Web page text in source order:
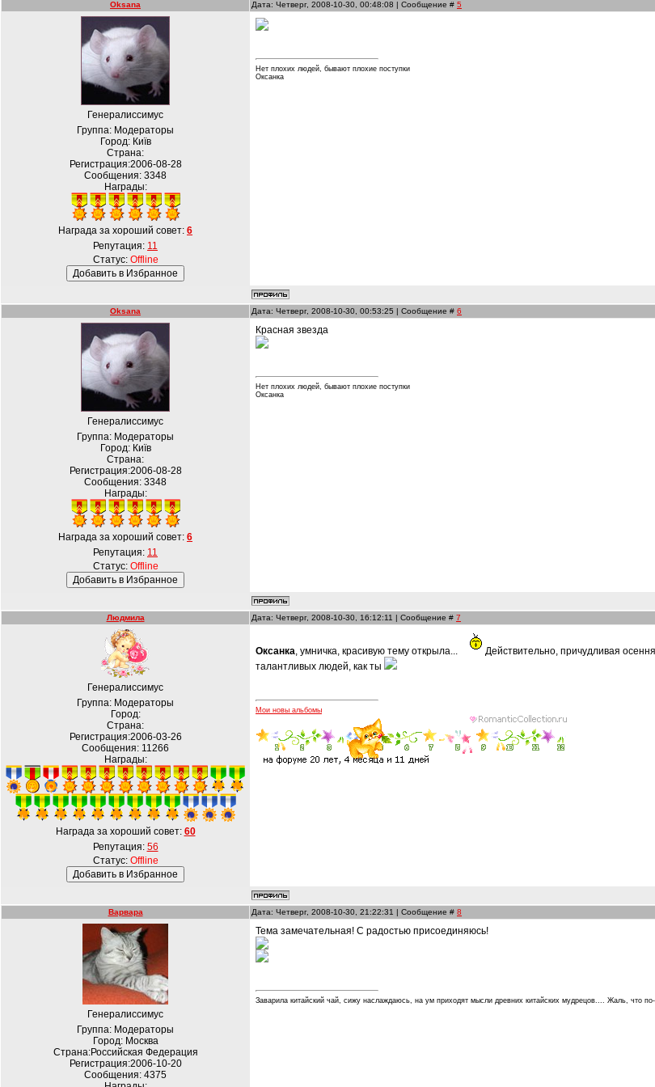
Oksana Дата: Четверг, 2008-10-30, 00:48:08 | Сообщение # 5
Генералиссимус
Группа: Модераторы
Город: Київ
Страна:
Регистрация:2006-08-28
Сообщения: 3348
Награды:
Награда за хороший совет: 6
Репутация: 11
Статус: Offline
Нет плохих людей, бывают плохие поступки
Оксанка
Oksana Дата: Четверг, 2008-10-30, 00:53:25 | Сообщение # 6
Генералиссимус
Группа: Модераторы
Город: Київ
Страна:
Регистрация:2006-08-28
Сообщения: 3348
Награды:
Награда за хороший совет: 6
Репутация: 11
Статус: Offline
Красная звезда
Нет плохих людей, бывают плохие поступки
Оксанка
Людмила Дата: Четверг, 2008-10-30, 16:12:11 | Сообщение # 7
Генералиссимус
Группа: Модераторы
Город:
Страна:
Регистрация:2006-03-26
Сообщения: 11266
Награды:
Награда за хороший совет: 60
Репутация: 56
Статус: Offline
Оксанка, умничка, красивую тему открыла...
Действительно, причудливая
талантливых людей, как ты
Мои новы альбомы
Варвара Дата: Четверг, 2008-10-30, 21:22:31 | Сообщение # 8
Генералиссимус
Группа: Модераторы
Город: Москва
Страна:Российская Федерация
Регистрация:2006-10-20
Сообщения: 4375
Тема замечательная! С радостью присоединяюсь!
Заварила китайский чай, сижу наслаждаюсь, на ум приходят мысли древних китайских мудрецов.... Жаль, что